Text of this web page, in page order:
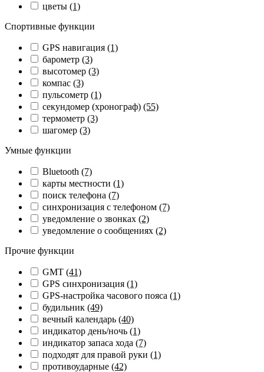
цветы (1)
Спортивные функции
GPS навигация (1)
барометр (3)
высотомер (3)
компас (3)
пульсометр (1)
секундомер (хронограф) (55)
термометр (3)
шагомер (3)
Умные функции
Bluetooth (7)
карты местности (1)
поиск телефона (7)
синхронизация с телефоном (7)
уведомление о звонках (2)
уведомление о сообщениях (2)
Прочие функции
GMT (41)
GPS синхронизация (1)
GPS-настройка часового пояса (1)
будильник (49)
вечный календарь (40)
индикатор день/ночь (1)
индикатор запаса хода (7)
подходят для правой руки (1)
противоударные (42)